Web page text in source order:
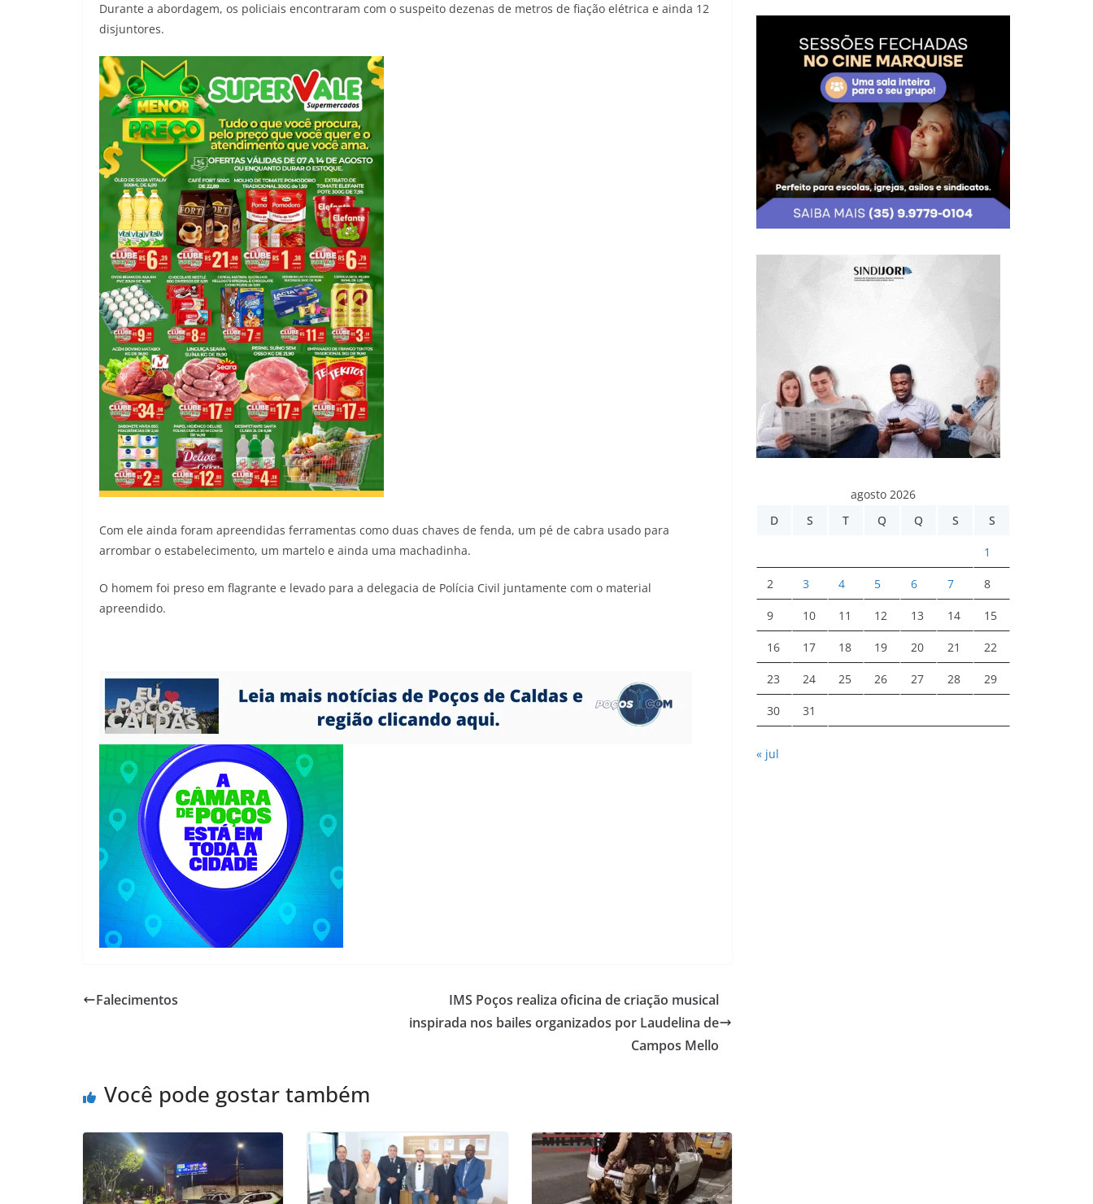
Durante a abordagem, os policiais encontraram com o suspeito dezenas de metros de fiação elétrica e ainda 12
disjuntores.
Com ele ainda foram apreendidas ferramentas como duas chaves de fenda, um pé de cabra usado para
arrombar o estabelecimento, um martelo e ainda uma machadinha.
O homem foi preso em flagrante e levado para a delegacia de Polícia Civil juntamente com o material
apreendido.
Falecimentos
IMS Poços realiza oficina de criação musical
inspirada nos bailes organizados por Laudelina de
Campos Mello
Você pode gostar também
agosto 2026
D
S T Q Q S S
1
2 3 4 5 6 7 8
9 10 11 12 13 14 15
16 17 18 19 20 21 22
23 24 25 26 27 28 29
30 31
« jul